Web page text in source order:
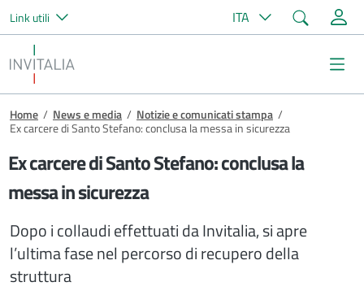
Salta al contenuto principale
Link utili ITA Cerca
Invitalia
Briciole di pane
Home / News e media / Notizie e comunicati stampa /
Ex carcere di Santo Stefano: conclusa la messa in sicurezza
Ex carcere di Santo Stefano: conclusa la
messa in sicurezza
Dopo i collaudi effettuati da Invitalia, si apre
l’ultima fase nel percorso di recupero della
struttura